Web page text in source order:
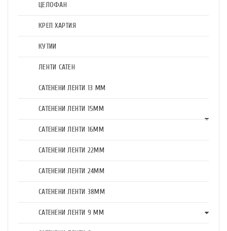
ЦЕЛОФАН
КРЕП ХАРТИЯ
КУТИИ
ЛЕНТИ САТЕН
САТЕНЕНИ ЛЕНТИ 13 ММ
САТЕНЕНИ ЛЕНТИ 15ММ
САТЕНЕНИ ЛЕНТИ 16ММ
САТЕНЕНИ ЛЕНТИ 22ММ
САТЕНЕНИ ЛЕНТИ 24ММ
САТЕНЕНИ ЛЕНТИ 38ММ
САТЕНЕНИ ЛЕНТИ 9 ММ